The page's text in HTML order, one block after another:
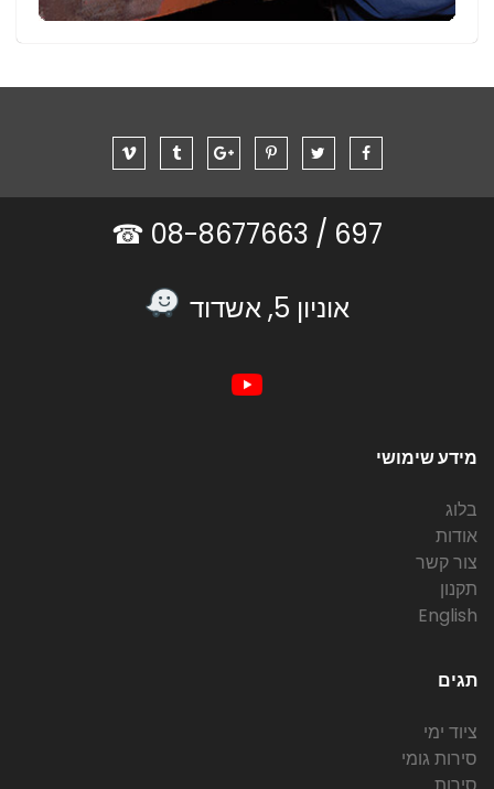
697 /
אוניון 5, אשדוד
מידע שימושי
בלוג
אודות
צור קשר
תקנון
English
תגים
ציוד ימי
סירות גומי